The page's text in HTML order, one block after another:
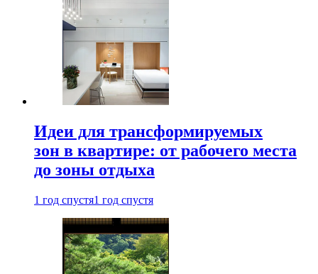
Идеи для трансформируемых
зон в квартире: от рабочего места
до зоны отдыха
1 год спустя1 год спустя